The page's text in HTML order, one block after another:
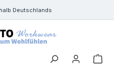
Deutschlands